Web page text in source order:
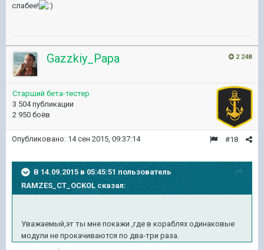
слабее!
2 248
Gazzkiy_Papa
Старший бета-тестер
3 504 публикации
2 950 боёв
#18
Опубликовано: 14 сен 2015, 09:37:14
В 14.09.2015 в 05:45:51 пользователь
RAMZES_CT_OCKOL сказал:
Уважаемый,эт ты мне покажи ,где в кораблях одинаковые
модули не прокачиваются по два-три раза.